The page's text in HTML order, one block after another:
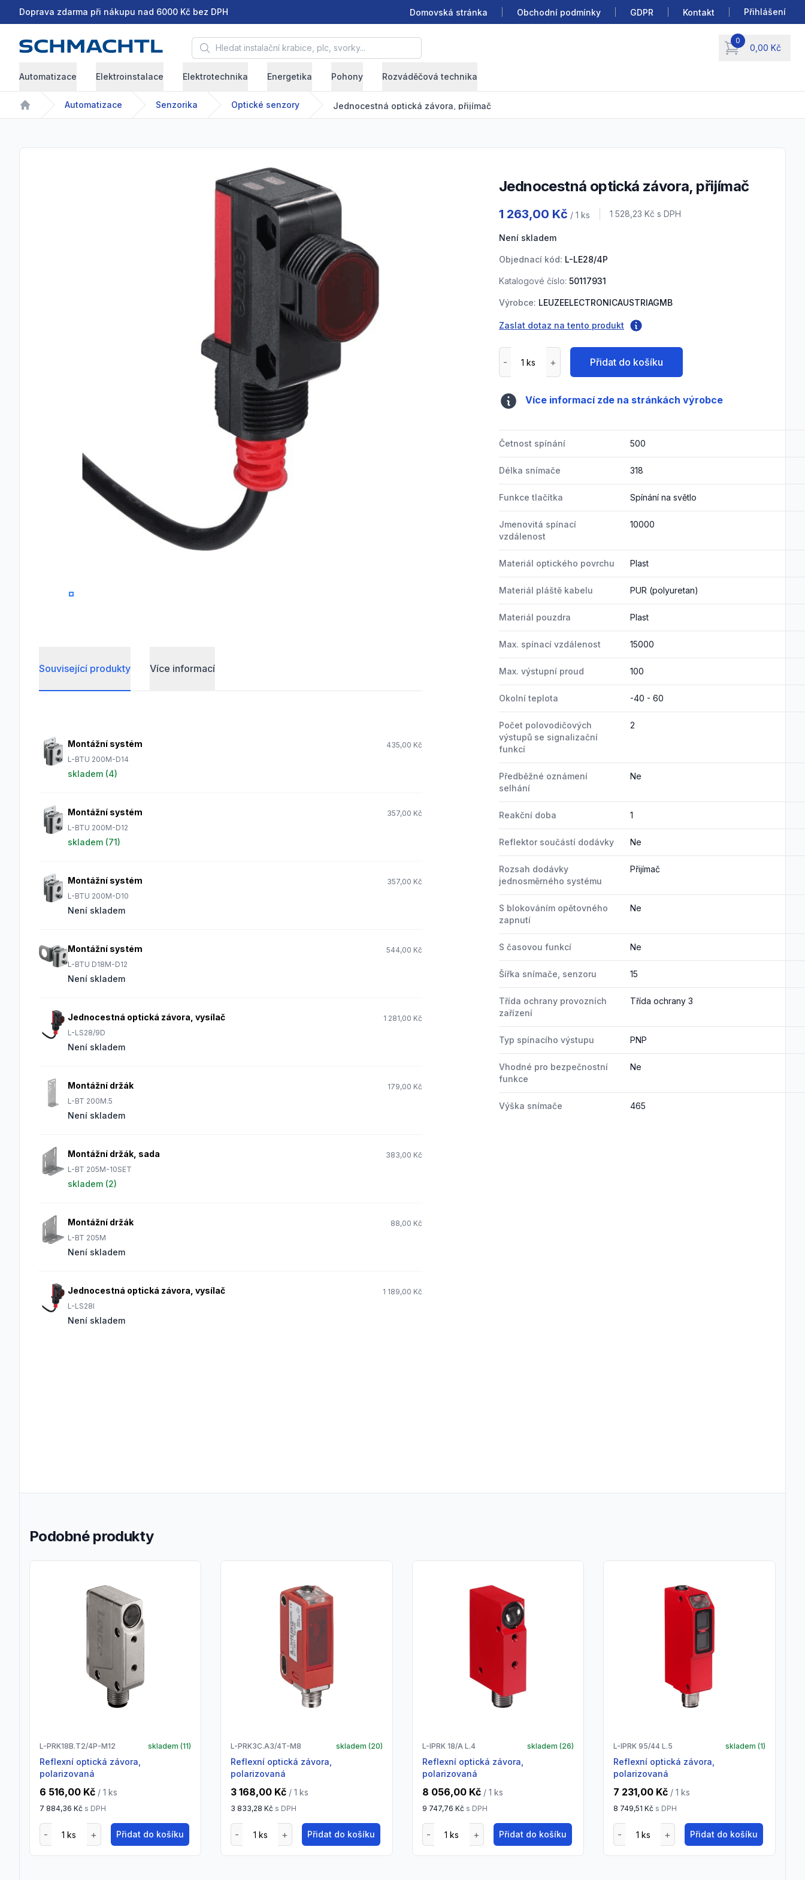
Doprava zdarma při nákupu nad 6000 Kč bez DPH Domovská stránka Obchodní podmínky GDPR Kontakt Přihlášení
Hledat instalační krabice, plc, svorky... 0
0,00 Kč
items in cart, view
Automatizace Elektroinstalace Elektrotechnika Energetika Pohony Rozváděčová technika
Home
Automatizace Senzorika Optické senzory Jednocestná optická závora, přijímač
0
Jednocestná optická závora, přijímač
1 263,00 Kč / 1 ks Cena s DPH
1 528,23 Kč s DPH
Není skladem
Objednací kód: L-LE28/4P
Katalogové číslo: 50117931
Výrobce: LEUZEELECTRONICAUSTRIAGMB
Zaslat dotaz na tento produkt
Přidat do košíku
Více informací zde na stránkách výrobce
Četnost spínání 500
Délka snímače 318
Funkce tlačítka Spínání na světlo
Jmenovitá spínací
vzdálenost
10000
Materiál optického povrchu Plast
Materiál pláště kabelu PUR (polyuretan)
Materiál pouzdra Plast
Max. spínací vzdálenost 15000
Max. výstupní proud 100
Okolní teplota -40 - 60
Počet polovodičových
výstupů se signalizační
funkcí
2
Předběžné oznámení
selhání
Ne
Reakční doba 1
Reflektor součástí dodávky Ne
Rozsah dodávky
jednosměrného systému
Přijímač
S blokováním opětovného
zapnutí
Ne
S časovou funkcí Ne
Šířka snímače, senzoru 15
Třída ochrany provozních
zařízení
Třída ochrany 3
Typ spínacího výstupu PNP
Vhodné pro bezpečnostní
funkce
Ne
Výška snímače 465
Související produkty Více informací
Montážní systém
L-BTU 200M-D14
skladem (4)
435,00 Kč
Montážní systém
L-BTU 200M-D12
skladem (71)
357,00 Kč
Montážní systém
L-BTU 200M-D10
Není skladem
357,00 Kč
Montážní systém
L-BTU D18M-D12
Není skladem
544,00 Kč
Jednocestná optická závora, vysílač
L-LS28/9D
Není skladem
1 281,00 Kč
Montážní držák
L-BT 200M.5
Není skladem
179,00 Kč
Montážní držák, sada
L-BT 205M-10SET
skladem (2)
383,00 Kč
Montážní držák
L-BT 205M
Není skladem
88,00 Kč
Jednocestná optická závora, vysílač
L-LS28I
Není skladem
1 189,00 Kč
Podobné produkty
L-PRK18B.T2/4P-M12 skladem (11)
Reflexní optická závora,
polarizovaná
6 516,00 Kč / 1 ks
7 884,36 Kč s DPH
Přidat do košíku
L-PRK3C.A3/4T-M8 skladem (20)
Reflexní optická závora,
polarizovaná
3 168,00 Kč / 1 ks
3 833,28 Kč s DPH
Přidat do košíku
L-IPRK 18/A L.4 skladem (26)
Reflexní optická závora,
polarizovaná
8 056,00 Kč / 1 ks
9 747,76 Kč s DPH
Přidat do košíku
L-IPRK 95/44 L.5 skladem (1)
Reflexní optická závora,
polarizovaná
7 231,00 Kč / 1 ks
8 749,51 Kč s DPH
Přidat do košíku